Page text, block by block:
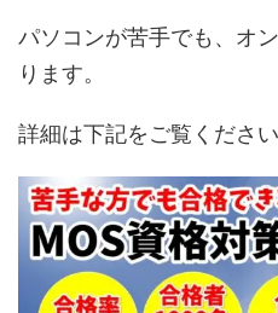
パソコンが苦手でも、オ
ります。
詳細は下記をご覧ください